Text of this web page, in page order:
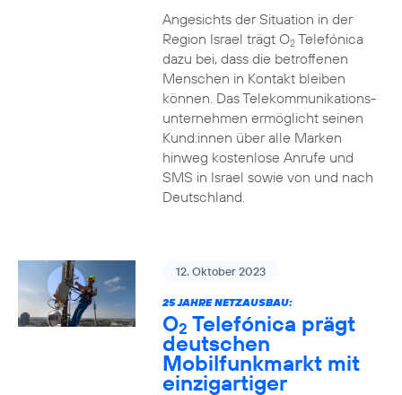
Angesichts der Situation in der
Region Israel trägt O2Telefónica
dazu bei, dass die betroffenen
Menschen in Kontakt bleiben
können. Das Telekommunikations­
unternehmen ermöglicht seinen
Kund:innen über alle Marken
hinweg kostenlose Anrufe und
SMS in Israel sowie von und nach
Deutschland.
12. Oktober 2023
25 JAHRE NETZAUSBAU:
O2 Telefónica prägt
deutschen
Mobilfunkmarkt mit
einzigartiger